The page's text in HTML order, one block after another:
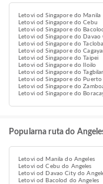
Letovi od Singapore do Manila
Letovi od Singapore do Cebu
Letovi od Singapore do Bacolod
Letovi od Singapore do Davao
Letovi od Singapore do
Letovi od Singapore do
Letovi od Singapore do Taipei
Letovi od Singapore do Iloilo
Letovi od Singapore do
Letovi od Singapore do Puerto
Letovi od Singapore do
Letovi od Singapore do
Popularna ruta do
Letovi od Manila do Angeles
Letovi od Cebu do Angeles
Letovi od Davao City do
Letovi od Bacolod do Angeles